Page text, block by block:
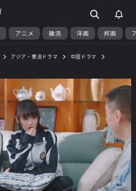
アニメ 韓流 洋画 邦画
アジア・華流ドラマ
中国ドラマ